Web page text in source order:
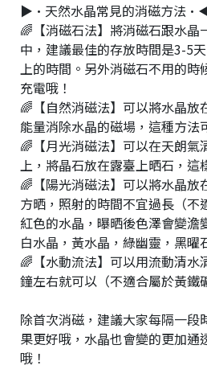
▶•天然水晶常見的消磁方法
🌈【消磁石法】將消磁石跟水晶
中，建議最佳的存放時間是3-5
上的時間。另外消磁石不用的時
充電哦！
🌈【自然消磁法】可以將水晶放
能量消除水晶的磁場，這種方法
🌈【月光消磁法】可以在天朗氣
上，將晶石放在露臺上晒石，這
🌈【陽光消磁法】可以將水晶放
方晒，照射的時間不宜過長（不
紅色的水晶，曝晒後色澤會變澹
白水晶，黃水晶，綠幽靈，黑曜
🌈【水動流法】可以用流動清水
鐘左右就可以（不適合屬於黃鐵
除首次消磁，建議大家每隔一段
果更好哦，水晶也會變的更加通
哦！